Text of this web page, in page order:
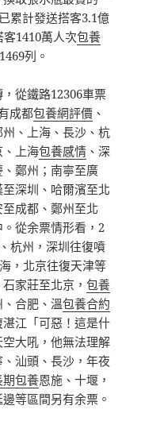
累計發送搭客3.1億
1410萬人次包養
列。
從鐵路12306車票
成都包養網評價 、
、上海、長沙、杭
、上海包養感情 、深
鄭州；南寧至廣
深圳、哈爾濱至北
成都、鄭州至北
從余票情形看，2
杭州，深圳往復噴
，北京往復天津等
家莊至北京，包養
、合肥、溫包養合約
江「可惡！這是什
大吼，他無法理解
汕頭、長沙，年夜
期包養恩施、十堰，
等區間另有余票。